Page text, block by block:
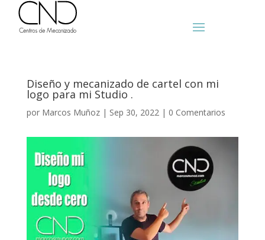
Diseño y mecanizado de cartel con mi
logo para mi Studio .
por Marcos Muñoz| Sep 30, 2022| 0 Comentarios